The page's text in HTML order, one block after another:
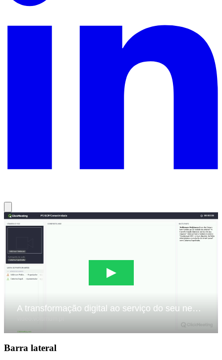
Barra lateral